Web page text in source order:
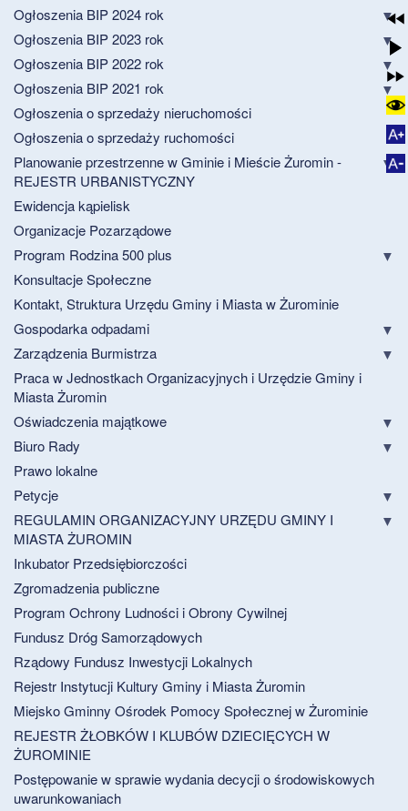
Ogłoszenia BIP 2024 rok
Ogłoszenia BIP 2023 rok
Ogłoszenia BIP 2022 rok
Ogłoszenia BIP 2021 rok
Ogłoszenia o sprzedaży nieruchomości
Ogłoszenia o sprzedaży ruchomości
Planowanie przestrzenne w Gminie i Mieście Żuromin -
REJESTR URBANISTYCZNY
Ewidencja kąpielisk
Organizacje Pozarządowe
Program Rodzina 500 plus
Konsultacje Społeczne
Kontakt, Struktura Urzędu Gminy i Miasta w Żurominie
Gospodarka odpadami
Zarządzenia Burmistrza
Praca w Jednostkach Organizacyjnych i Urzędzie Gminy i
Miasta Żuromin
Oświadczenia majątkowe
Biuro Rady
Prawo lokalne
Petycje
REGULAMIN ORGANIZACYJNY URZĘDU GMINY I
MIASTA ŻUROMIN
Inkubator Przedsiębiorczości
Zgromadzenia publiczne
Program Ochrony Ludności i Obrony Cywilnej
Fundusz Dróg Samorządowych
Rządowy Fundusz Inwestycji Lokalnych
Rejestr Instytucji Kultury Gminy i Miasta Żuromin
Miejsko Gminny Ośrodek Pomocy Społecznej w Żurominie
REJESTR ŻŁOBKÓW I KLUBÓW DZIECIĘCYCH W
ŻUROMINIE
Postępowanie w sprawie wydania decycji o środowiskowych
uwarunkowaniach